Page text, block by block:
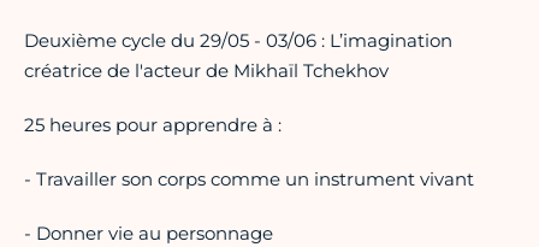
Deuxième cycle du 29/05 - 03/06 : L’imagination
créatrice de l'acteur de Mikhaïl Tchekhov
25 heures pour apprendre à :
- Travailler son corps comme un instrument vivant
- Donner vie au personnage